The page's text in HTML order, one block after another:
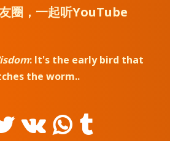
圈，一起听YouTube
: It's the early bird that
the worm..